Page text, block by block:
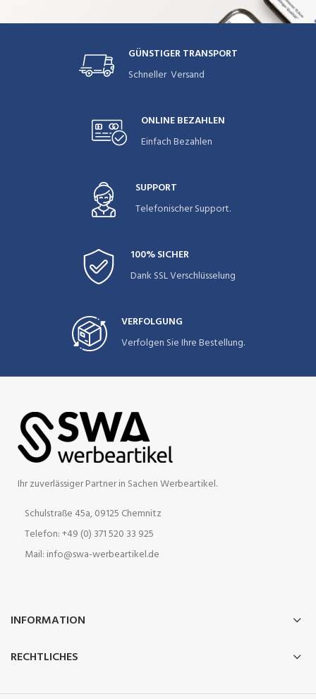
GÜNSTIGER TRANSPORT
Schneller Versand
ONLINE BEZAHLEN
Einfach Bezahlen
SUPPORT
Telefonischer Support.
100% SICHER
Dank SSL Verschlüsselung
VERFOLGUNG
Verfolgen Sie Ihre Bestellung.
Ihr zuverlässiger Partner in Sachen Werbeartikel.
Schulstraße 45a, 09125 Chemnitz
Telefon: +49 (0) 371 520 33 925
Mail: info@swa-werbeartikel.de
INFORMATION
RECHTLICHES